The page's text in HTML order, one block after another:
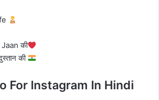
Jaan की
की
For Instagram In Hindi